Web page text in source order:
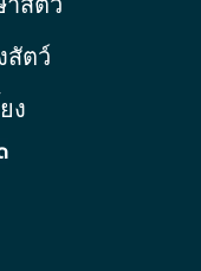
สัตว์
ง